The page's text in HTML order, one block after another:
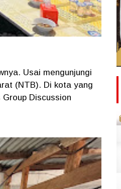
Usai mengunjungi
(NTB). Di kota yang
Discussion